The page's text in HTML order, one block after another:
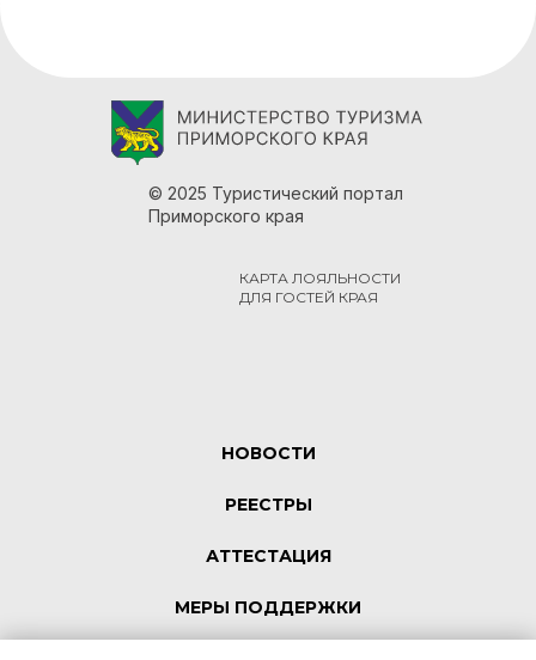
© 2025 Туристический портал
Приморского края
КАРТА ЛОЯЛЬНОСТИ
ДЛЯ ГОСТЕЙ КРАЯ
НОВОСТИ
РЕЕСТРЫ
АТТЕСТАЦИЯ
МЕРЫ ПОДДЕРЖКИ